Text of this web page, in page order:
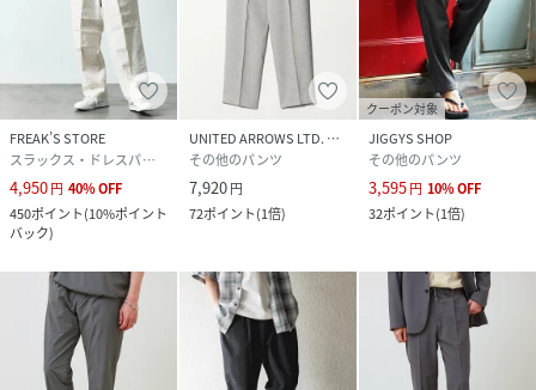
FREAK’S STORE
スラックス・ドレスパンツ
4,950円 40%OFF
450ポイント(10%ポイント
バック)
UNITED ARROWS LTD. OUTLET
その他のパンツ
7,920円
72ポイント(1倍)
クーポン対象
JIGGYS SHOP
その他のパンツ
3,595円 10%OFF
32ポイント(1倍)